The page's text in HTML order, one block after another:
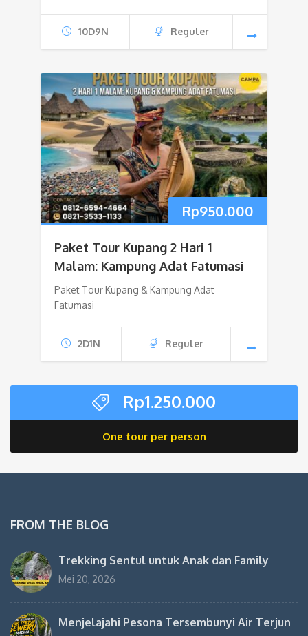
10D9N Reguler
Rp950.000
Paket Tour Kupang 2 Hari 1
Malam: Kampung Adat Fatumasi
Paket Tour Kupang & Kampung Adat
Fatumasi
2D1N Reguler
Rp1.250.000
One tour per person
FROM THE BLOG
Trekking Sentul untuk Anak dan Family
Mei 20, 2026
Menjelajahi Pesona Tersembunyi Air Terjun